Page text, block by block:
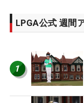
LPGA公式 週間
1